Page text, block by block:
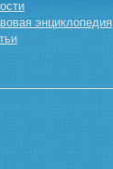
энциклопедия